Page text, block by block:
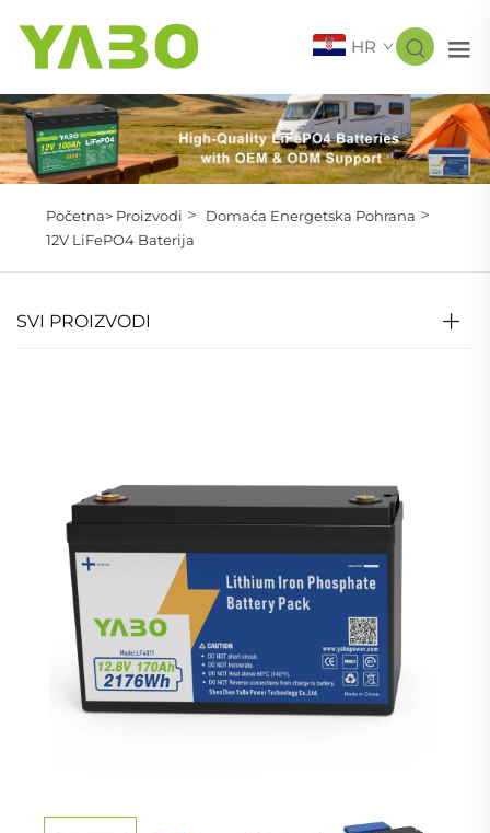
HR
Početna> Proizvodi > Domaća Energetska Pohrana >
12V LiFePO4 Baterija
SVI PROIZVODI